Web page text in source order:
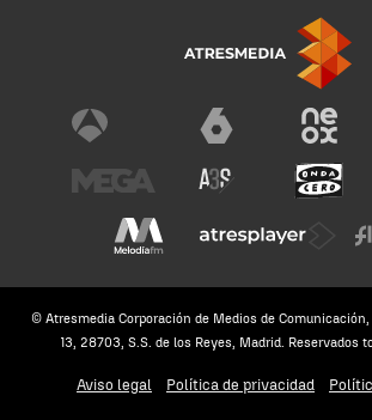
© Atresmedia Corporación de Medios de
13, 28703, S.S. de los Reyes, Madrid. Reservados
Aviso legal Política de privacidad